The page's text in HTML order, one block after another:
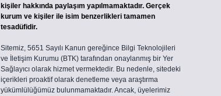
kişiler hakkında paylaşım yapılmamaktadır. Gerçek
kurum ve kişiler ile isim benzerlikleri tamamen
tesadüfidir.
Sitemiz, 5651 Sayılı Kanun gereğince Bilgi Teknolojileri
ve İletişim Kurumu (BTK) tarafından onaylanmış bir Yer
Sağlayıcı olarak hizmet vermektedir. Bu nedenle, sitedeki
içerikleri proaktif olarak denetleme veya araştırma
yükümlülüğümüz bulunmamaktadır. Ancak, üyelerimiz